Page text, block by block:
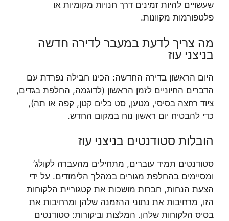
שעשויים להיות זמינים דרך חנויות מקומיות או
פלטפורמות מקוונות.
מה צריך לדעת במעבר לדירה חדשה
בניצני עוז
היום הראשון בדירה החדשה: הכינו חבילה נפרדת עם
הדברים החיוניים לזמן הראשון (לדוגמה, החלפת בגדים,
ציוד רחצה בסיסי, מטען, סט כלים קטן, קפה או תה),
כדי להבטיח יום ראשון נוח במקום החדש.
הובלות סטודנטים בניצני עוז
סטודנטים תמיד עוברים, מתחילים מהעברה לקולג’
ומסיימים בהחלפת מגורים במהלך הלימודים. על ידי
הצעת הנחות, חברות מושכות את קטגוריית הלקוחות
הזו, מרחיבות את נתוני ההזמנה שלהן ומרחיבות את
בסיס הלקוחות שלהן. המלצות וביקורות: סטודנטים